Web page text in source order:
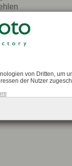
von Dritten, um
der Nutzer